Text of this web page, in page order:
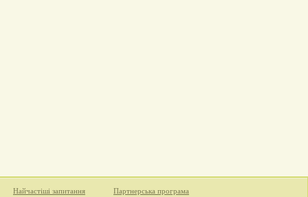
Найчастіші запитання Партнерська програма